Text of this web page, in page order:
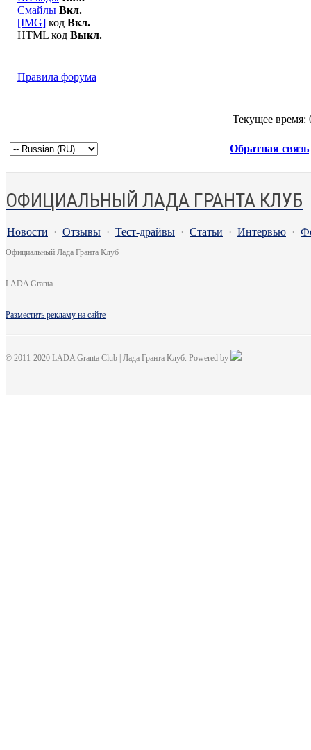
Смайлы Вкл.
[IMG] код Вкл.
HTML код Выкл.
Правила форума
Текущее время:
Обратная связь
ОФИЦИАЛЬНЫЙ ЛАДА ГРАНТА КЛУБ
Новости · Отзывы · Тест-драйвы · Статьи · Интервью ·
Официальный Лада Гранта Клуб
LADA Granta
Разместить рекламу на сайте
© 2011-2020 LADA Granta Club | Лада Гранта Клуб. Powered by